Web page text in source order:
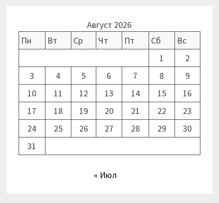
Август 2026
Пн
Вт Ср Чт Пт Сб
Вс
1
2
3
4 5 6 7 8
9
10
11 12 13 14 15
16
17
18 19 20 21 22
23
24
25 26 27 28 29
30
31
« Июл